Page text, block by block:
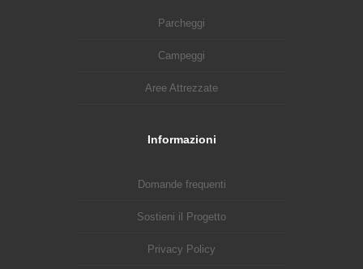
Parcheggi
Campeggi
Aree Attrezzate
Informazioni
Domande frequenti
Sostieni il Progetto
Privacy Policy